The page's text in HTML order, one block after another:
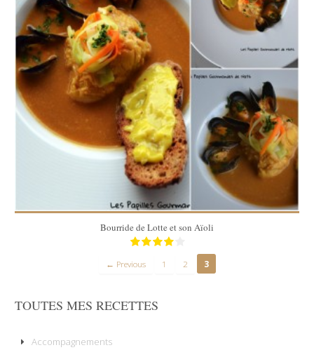
Bourride de Lotte et son Aïoli
← Previous 1 2 3
TOUTES MES RECETTES
Accompagnements